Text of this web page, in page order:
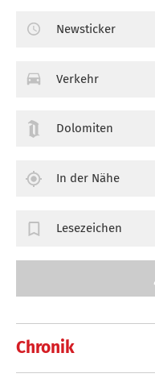
Chronik
Newsticker
Verkehr
Dolomiten
In der Nähe
Lesezeichen